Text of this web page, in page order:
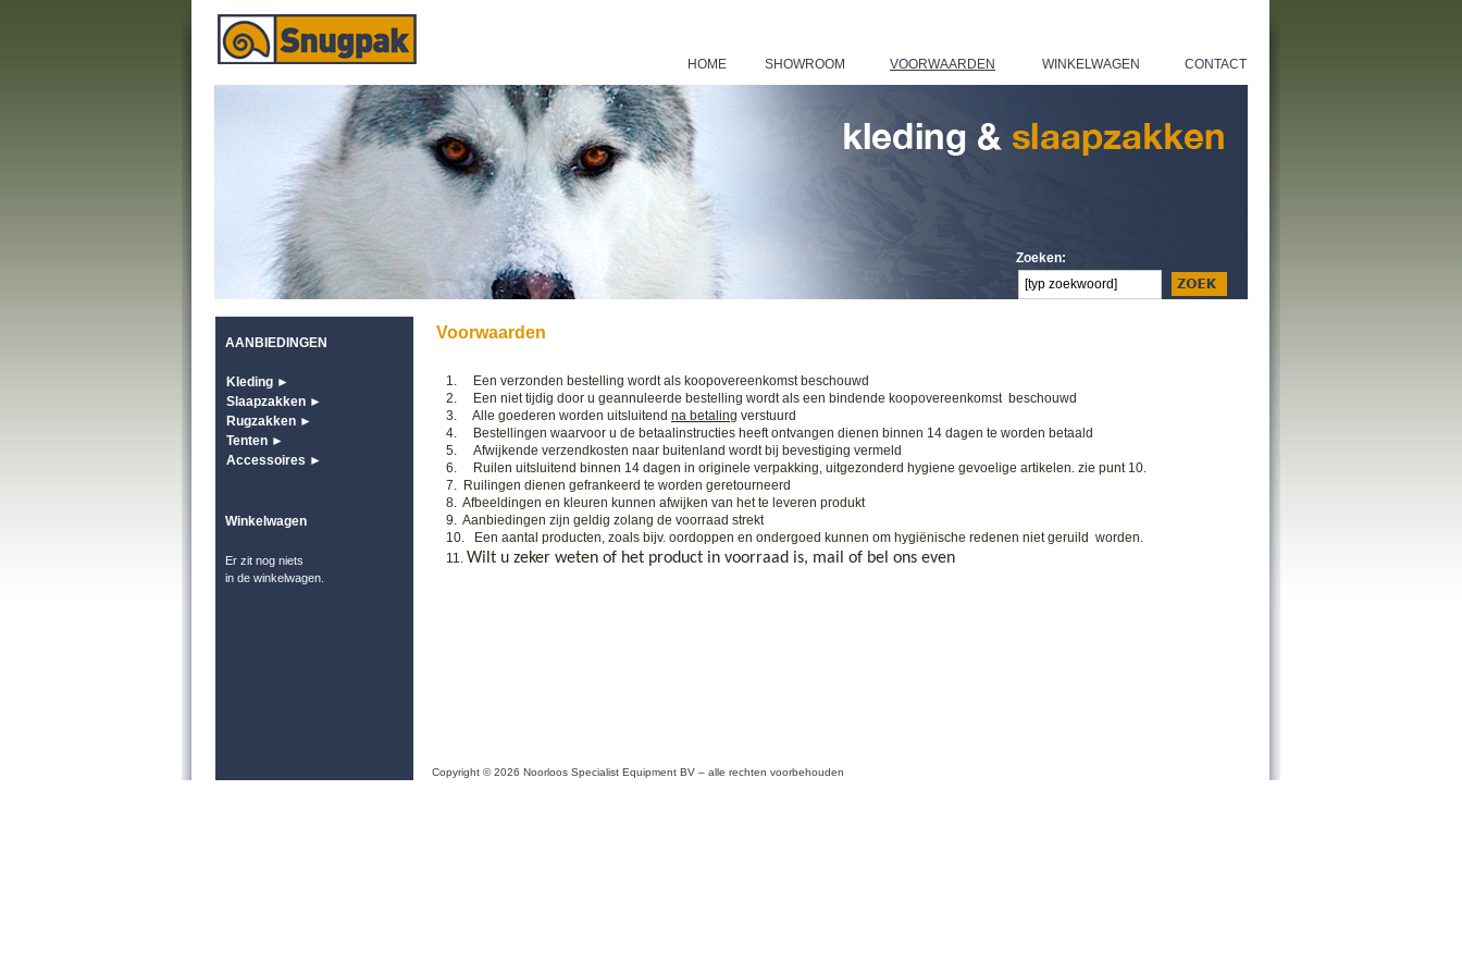
HOME SHOWROOM VOORWAARDEN WINKELWAGEN CONTACT
Zoeken:
AANBIEDINGEN
Kleding ►
Slaapzakken ►
Rugzakken ►
Tenten ►
Accessoires ►
Winkelwagen
Er zit nog niets
in de winkelwagen.
Voorwaarden
1. Een verzonden bestelling wordt als koopovereenkomst beschouwd
2. Een niet tijdig door u geannuleerde bestelling wordt als een bindende koopovereenkomst beschouwd
3. Alle goederen worden uitsluitend na betaling verstuurd
4. Bestellingen waarvoor u de betaalinstructies heeft ontvangen dienen binnen 14 dagen te worden betaald
5. Afwijkende verzendkosten naar buitenland wordt bij bevestiging vermeld
6. Ruilen uitsluitend binnen 14 dagen in originele verpakking, uitgezonderd hygiene gevoelige artikelen. zie punt 10.
7. Ruilingen dienen gefrankeerd te worden geretourneerd
8. Afbeeldingen en kleuren kunnen afwijken van het te leveren produkt
9. Aanbiedingen zijn geldig zolang de voorraad strekt
10. Een aantal producten, zoals bijv. oordoppen en ondergoed kunnen om hygiënische redenen niet geruild worden.
11. Wilt u zeker weten of het product in voorraad is, mail of bel ons even
Copyright © 2026 Noorloos Specialist Equipment BV – alle rechten voorbehouden